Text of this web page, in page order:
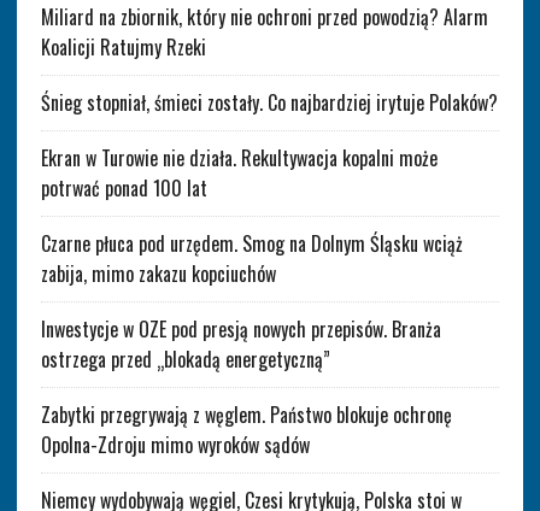
Miliard na zbiornik, który nie ochroni przed powodzią? Alarm
Koalicji Ratujmy Rzeki
Śnieg stopniał, śmieci zostały. Co najbardziej irytuje Polaków?
Ekran w Turowie nie działa. Rekultywacja kopalni może
potrwać ponad 100 lat
Czarne płuca pod urzędem. Smog na Dolnym Śląsku wciąż
zabija, mimo zakazu kopciuchów
Inwestycje w OZE pod presją nowych przepisów. Branża
ostrzega przed „blokadą energetyczną”
Zabytki przegrywają z węglem. Państwo blokuje ochronę
Opolna-Zdroju mimo wyroków sądów
Niemcy wydobywają węgiel, Czesi krytykują, Polska stoi w